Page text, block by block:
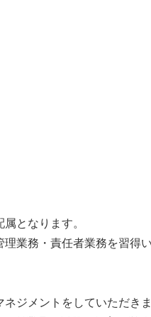
となります。
業務・責任者業務を習得い
ジメントをしていただきま